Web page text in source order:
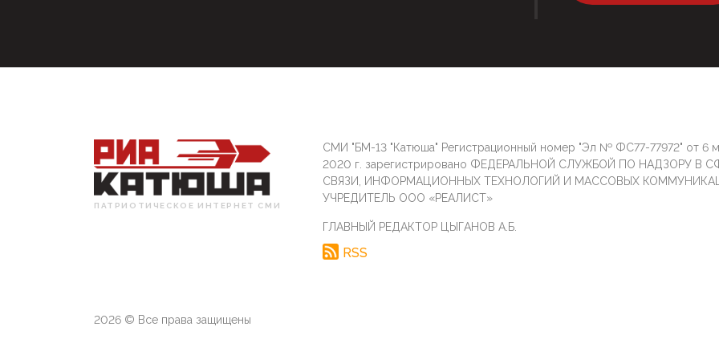
ПАТРИОТИЧЕСКОЕ ИНТЕРНЕТ СМИ
СМИ "БМ-13 "Катюша" Регистрационный номер "Эл № ФС77-77972" от 6
2020 г. зарегистрировано ФЕДЕРАЛЬНОЙ СЛУЖБОЙ ПО НАДЗОРУ В
СВЯЗИ, ИНФОРМАЦИОННЫХ ТЕХНОЛОГИЙ И МАССОВЫХ
УЧРЕДИТЕЛЬ ООО «РЕАЛИСТ»
ГЛАВНЫЙ РЕДАКТОР ЦЫГАНОВ А.Б.
RSS
2026 © Все права защищены